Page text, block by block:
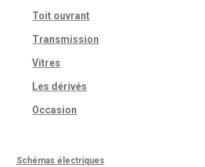
Toit ouvrant
Transmission
Vitres
Les dérivés
Occasion
Schémas électriques